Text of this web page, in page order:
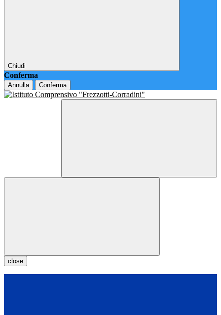
Chiudi
Conferma
Annulla Conferma
close